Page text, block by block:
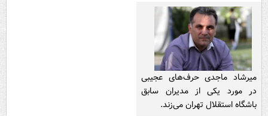
میرشاد ماجدی حرف‌های عجیبی
در مورد یکی از مدیران سابق
باشگاه استقلال تهران می‌زند.